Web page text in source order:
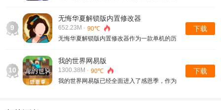
纷纷进入到这个不一样的不良人游戏世界中，
新不良人手游时不时还会上线一些新的角色来
增添新鲜.......
9
无悔华夏解锁版内置修改器
652.23M · 90℃
无悔华夏解锁版内置修改器作为一款单机的历
夏文化历史，无悔华夏解锁版内置修改器这里
不止有三国时代，不间断推出开放了各个历史
朝代，重现.......
下载
10
我的世界网易版
1300.38M · 90℃
我的世界网易版已经全面进入了感恩季，作为
下载